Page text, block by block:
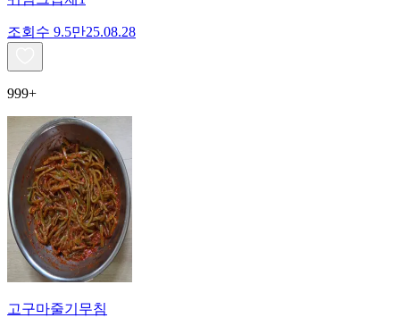
조회수 9.5만25.08.28
999+
고구마줄기무침